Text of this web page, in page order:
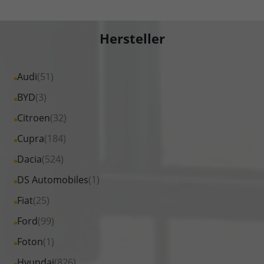
Hersteller
Audi(51)
Alle
Fahrzeuge
Audi
anzeigen
BYD(3)
Alle
Fahrzeuge
BYD
anzeigen
Citroen(32)
Alle
Fahrzeuge
Citroen
anzeigen
Cupra(184)
Alle
Fahrzeuge
Cupra
anzeigen
Dacia(524)
Alle
Fahrzeuge
Dacia
anzeigen
DS Automobiles(1)
Alle
Fahrzeuge
DS
Automobiles
anzeigen
Fiat(25)
Alle
Fahrzeuge
Fiat
Ford(99)
Alle
Fahrzeuge
Foton(1)
Alle
Fahrzeuge